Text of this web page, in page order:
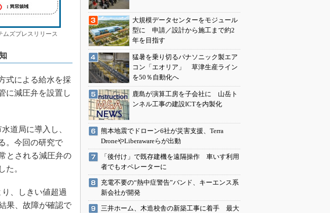
ズプレスリリース
式による給水を採
に減圧弁を設置し
道局に導入し、
。今回の研究で
とされる減圧弁の
た。
、しきい値超過
果、故障が確認で
大規模データセンターをモジュール
型に 申請／設計から施工まで約2
年を目指す
猛暑を乗り切るパナソニック製エア
コン「エオリア」 草津生産ライン
を50％自動化へ
鹿島が演算工房を子会社に 山岳ト
ンネル工事の建設ICTを内製化
熊本地震でドローン6社が災害支援、Terra
DroneやLiberawareらが出動
「後付け」で既存建機を遠隔操作 車いす利用
者でもオペレーターに
充電不要の“熱中症警告”バンド、キーエンス系
新会社が開発
三井ホーム、木造校舎の新築工事に着手 最大